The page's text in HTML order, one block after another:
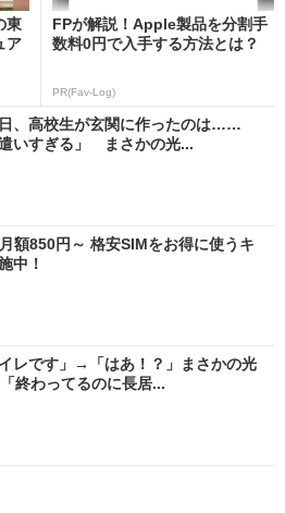
東
ア
FPが解説！Apple製品を分割手
数料0円で入手する方法とは？
PR(Fav-Log)
、高校生が玄関に作ったのは……
遣いすぎる」 まさかの光...
額850円～ 格安SIMをお得に使うキ
中！
イレです」→「はあ！？」まさかの光
終わってるのに長居...